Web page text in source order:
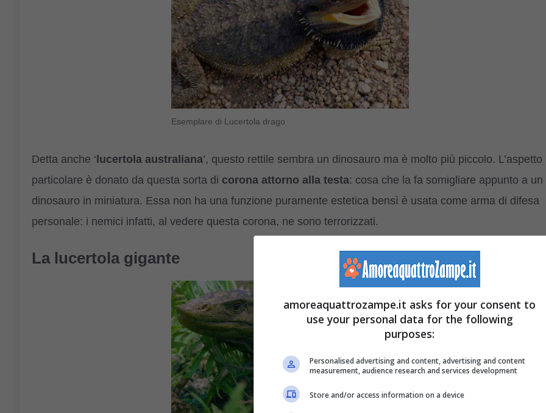
Esemplare di Lucertola drago
Detta anche ‘ lucertola australiana’, questo rettile sembra un dinosauro ma è molto più piccolo. L’aspetto
particolare è donato da questa sorta di corona attorno alla testa: cosa che la fa somigliare appunto a un
dinosauro in miniatura. Essa non ha una funzione puramente estetica bensì è usata come arma di difesa
personale: i nemici infatti, al vedere questa corona, ne sono terrorizzati.
La lucertola gigante
amoreaquattrozampe.it asks for your consent to
use your personal data for the following
purposes:
Personalised advertising and content, advertising and content
measurement, audience research and services development
Store and/or access information on a device